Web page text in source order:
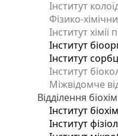
Інститут
Фізико-
Інститут
Інститут
Інститут
Інститут
Міжвідомче
Відділення
Інститут
Інститут